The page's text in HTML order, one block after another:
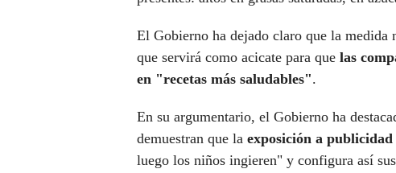
El Gobierno ha dejado claro que la medida
que servirá como acicate para que las
en "recetas más saludables".
En su argumentario, el Gobierno ha
demuestran que la exposición a publicidad
luego los niños ingieren" y configura así